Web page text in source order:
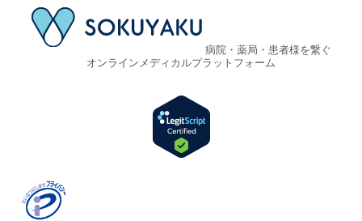
病院・薬局・患者様を繋ぐ
オンラインメディカルプラットフォーム